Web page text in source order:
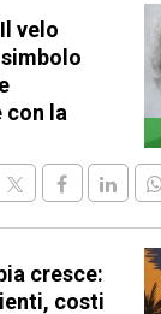
velo
con la
cresce:
costi